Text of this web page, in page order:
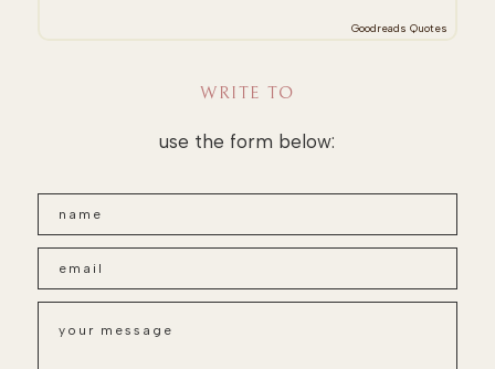
Goodreads Quotes
WRITE TO
use the form below: